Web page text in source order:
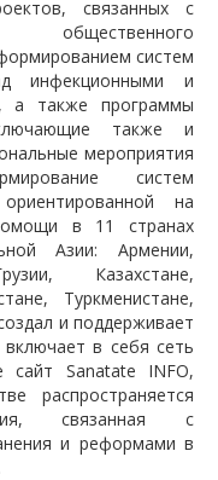
связанных с
систем
инфекционными и
а также программы
также и
мероприятия
систем
на
в 11 странах
Азии: Армении,
Казахстане,
Туркменистане,
и поддерживает
в себя сеть
Sanatate INFO,
распространяется
связанная с
и реформами в